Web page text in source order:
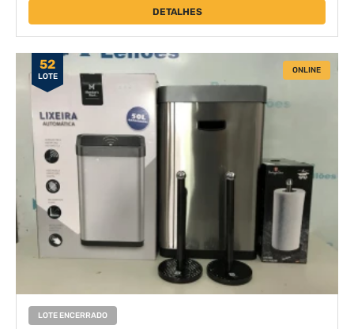
DETALHES
52
LOTE
ONLINE
LOTE ENCERRADO